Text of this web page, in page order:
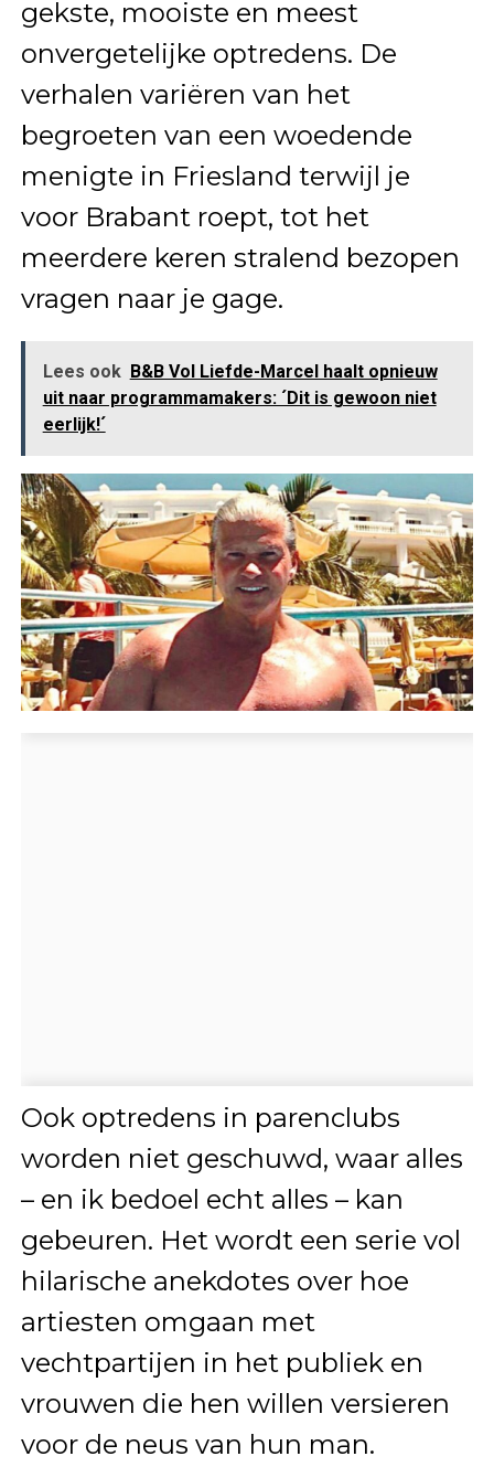
gekste, mooiste en meest
onvergetelijke optredens. De
verhalen variëren van het
begroeten van een woedende
menigte in Friesland terwijl je
voor Brabant roept, tot het
meerdere keren stralend bezopen
vragen naar je gage.
Lees ook B&B Vol Liefde-Marcel haalt opnieuw
uit naar programmamakers: ´Dit is gewoon niet
eerlijk!´
Ook optredens in parenclubs
worden niet geschuwd, waar alles
– en ik bedoel echt alles – kan
gebeuren. Het wordt een serie vol
hilarische anekdotes over hoe
artiesten omgaan met
vechtpartijen in het publiek en
vrouwen die hen willen versieren
voor de neus van hun man.